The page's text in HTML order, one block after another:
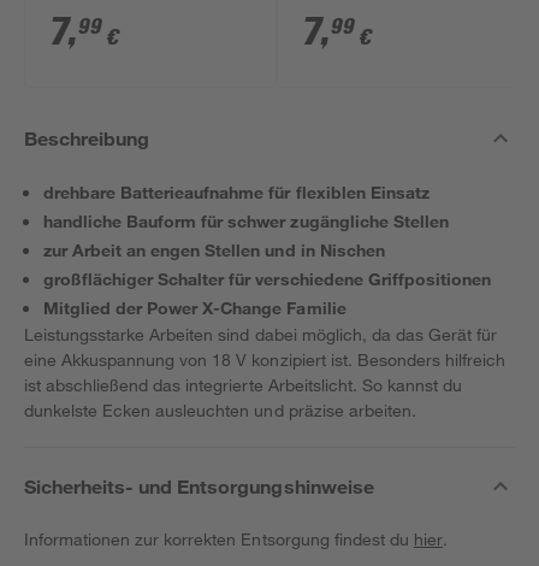
5 Stück
7,99 €
Stück
7,99 €
Beschreibung
drehbare Batterieaufnahme für flexiblen Einsatz
handliche Bauform für schwer zugängliche Stellen
zur Arbeit an engen Stellen und in Nischen
großflächiger Schalter für verschiedene Griffpositionen
Mitglied der Power X-Change Familie
Leistungsstarke Arbeiten sind dabei möglich, da das Gerät für
eine Akkuspannung von 18 V konzipiert ist. Besonders hilfreich
ist abschließend das integrierte Arbeitslicht. So kannst du
dunkelste Ecken ausleuchten und präzise arbeiten.
Sicherheits- und Entsorgungshinweise
Informationen zur korrekten Entsorgung findest du hier.